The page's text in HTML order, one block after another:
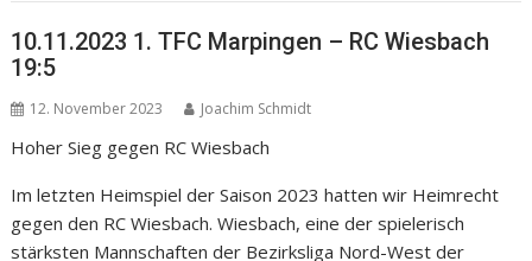
10.11.2023 1. TFC Marpingen – RC Wiesbach
19:5
12. November 2023 Joachim Schmidt
Hoher Sieg gegen RC Wiesbach
Im letzten Heimspiel der Saison 2023 hatten wir Heimrecht
gegen den RC Wiesbach. Wiesbach, eine der spielerisch
stärksten Mannschaften der Bezirksliga Nord-West der